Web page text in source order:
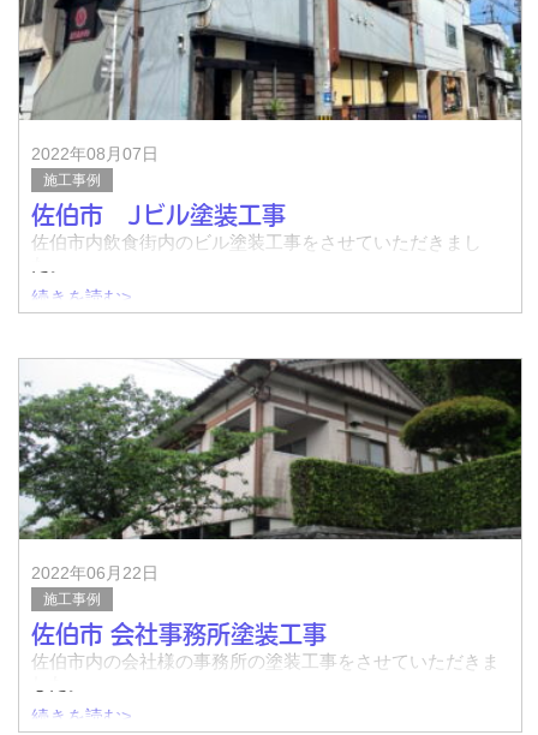
施工後↓
2022年08月07日
施工事例
佐伯市 Jビル塗装工事
佐伯市内飲食街内のビル塗装工事をさせていただきまし
完了↓
続きを読む>
2022年06月22日
施工事例
佐伯市 会社事務所塗装工事
佐伯市内の会社様の事務所の塗装工事をさせていただきま
続きを読む>